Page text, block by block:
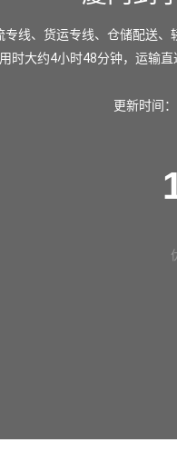
线、货运专线、仓储配送
时大约4小时48分钟，运输直
更新时间